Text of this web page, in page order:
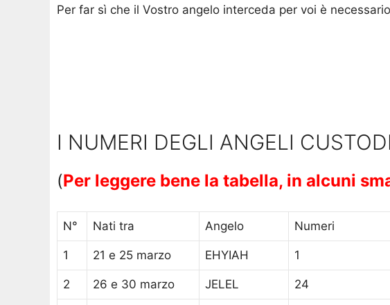
Per far sì che il Vostro angelo interceda per voi è
I NUMERI DEGLI ANGELI
(Per leggere bene la tabella, in alcuni
N° Nati tra Angelo Numeri
1 21 e 25 marzo EHYIAH 1
2 26 e 30 marzo JELEL 24